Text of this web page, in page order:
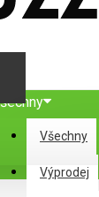
Všechny
Výprodej